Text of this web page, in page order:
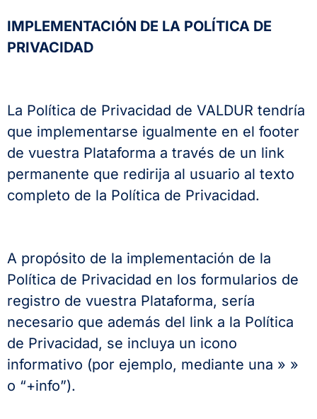
IMPLEMENTACIÓN DE LA POLÍTICA DE
PRIVACIDAD
La Política de Privacidad de VALDUR tendría
que implementarse igualmente en el footer
de vuestra Plataforma a través de un link
permanente que redirija al usuario al texto
completo de la Política de Privacidad.
A propósito de la implementación de la
Política de Privacidad en los formularios de
registro de vuestra Plataforma, sería
necesario que además del link a la Política
de Privacidad, se incluya un icono
informativo (por ejemplo, mediante una » »
o “+info”).